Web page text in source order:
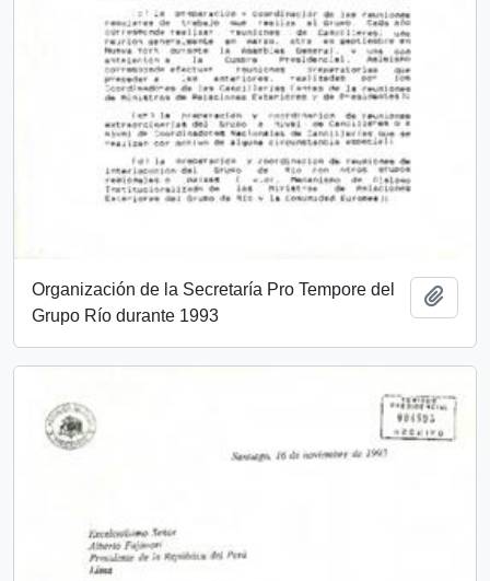
Organización de la Secretaría Pro Tempore del
Grupo Río durante 1993